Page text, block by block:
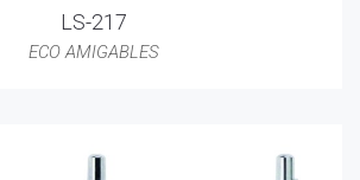
LS-217
ECO AMIGABLES